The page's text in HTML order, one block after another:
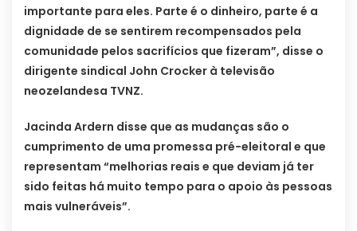
importante para eles. Parte é o dinheiro, parte é a
dignidade de se sentirem recompensados pela
comunidade pelos sacrifícios que fizeram”, disse o
dirigente sindical John Crocker à televisão
neozelandesa TVNZ.
Jacinda Ardern disse que as mudanças são o
cumprimento de uma promessa pré-eleitoral e que
representam “melhorias reais e que deviam já ter
sido feitas há muito tempo para o apoio às pessoas
mais vulneráveis”.